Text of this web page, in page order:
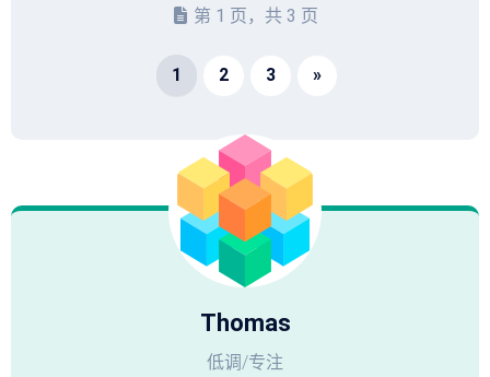
第 1 页，共 3 页
1 2 3 »
Thomas
低调/专注